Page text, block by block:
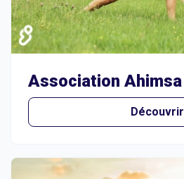
Association Ahimsa
Découvrir